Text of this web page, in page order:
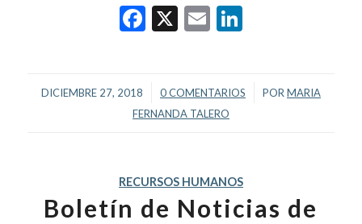
Facebook
X EmailLinkedIn
DICIEMBRE 27, 2018
/ 0 COMENTARIOS
/ POR MARIA
FERNANDA TALERO
RECURSOS HUMANOS
Boletín de Noticias de